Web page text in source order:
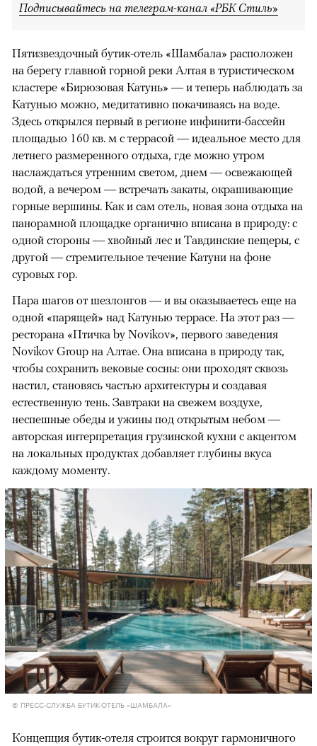
Подписывайтесь на телеграм-канал «РБК Стиль»
Пятизвездочный бутик-отель «Шамбала» расположен
на берегу главной горной реки Алтая в туристическом
кластере «Бирюзовая Катунь» — и теперь наблюдать за
Катунью можно, медитативно покачиваясь на воде.
Здесь открылся первый в регионе инфинити-бассейн
площадью 160 кв. м с террасой — идеальное место для
летнего размеренного отдыха, где можно утром
наслаждаться утренним светом, днем — освежающей
водой, а вечером — встречать закаты, окрашивающие
горные вершины. Как и сам отель, новая зона отдыха на
панорамной площадке органично вписана в природу: с
одной стороны — хвойный лес и Тавдинские пещеры, с
другой — стремительное течение Катуни на фоне
суровых гор.
Пара шагов от шезлонгов — и вы оказываетесь еще на
одной «парящей» над Катунью террасе. На этот раз —
ресторана «Птичка by Novikov», первого заведения
Novikov Group на Алтае. Она вписана в природу так,
чтобы сохранить вековые сосны: они проходят сквозь
настил, становясь частью архитектуры и создавая
естественную тень. Завтраки на свежем воздухе,
неспешные обеды и ужины под открытым небом —
авторская интерпретация грузинской кухни с акцентом
на локальных продуктах добавляет глубины вкуса
каждому моменту.
00:00 / 00:00
© ПРЕСС-СЛУЖБА БУТИК-ОТЕЛЬ «ШАМБАЛА»
Концепция бутик-отеля строится вокруг гармоничного